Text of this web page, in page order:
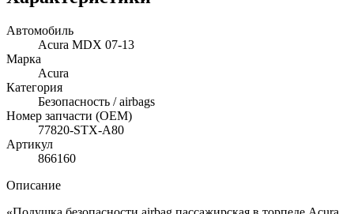
Автомобиль
Acura MDX 07-13
Марка
Acura
Категория
Безопасность / airbags
Номер запчасти (OEM)
77820-STX-A80
Артикул
866160
Описание